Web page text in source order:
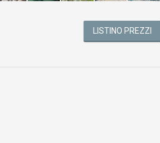
LISTINO PREZZI